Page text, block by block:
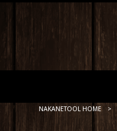
NAKANETOOL HOME >